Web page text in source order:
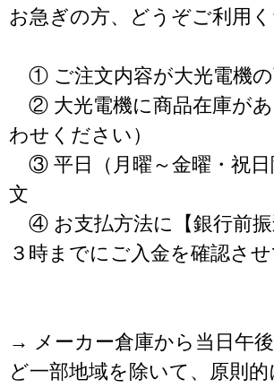
お急ぎの方、どうぞご利用く
① ご注文内容が大光電機
② 大光電機に商品在庫が
わせください）
③ 平日（月曜～金曜・祝日
文
④ お支払方法に【銀行前
３時までにご入金を確認さ
→ メーカー倉庫から当日午
ど一部地域を除いて、原則